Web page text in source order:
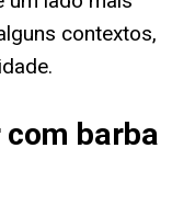
contextos,
com barba